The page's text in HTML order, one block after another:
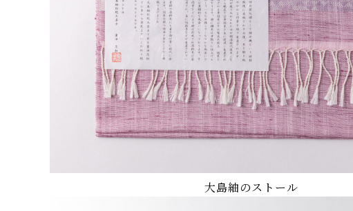
大島紬のストール